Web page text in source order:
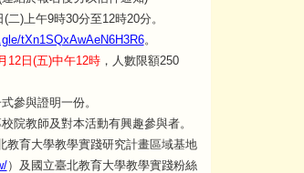
)上午9時30分至12時20分。
tXn1SQxAwAeN6H3R6。
12日(五)中午12時，人數限額250
參與證明一份。
院教師及對本活動有興趣參與者。
教育大學教學實踐研究計畫區域基地
）及國立臺北教育大學教學實踐粉絲